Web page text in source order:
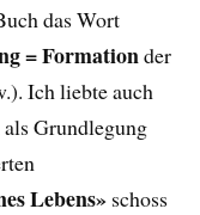
das Wort
= Formationder
Ich liebte auch
Grundlegung
Lebens» schoss